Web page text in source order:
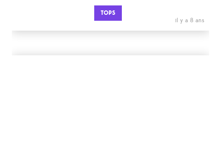
TOPS
il y a 8 ans